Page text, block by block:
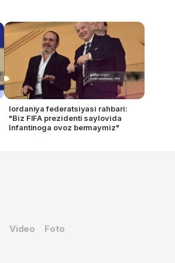
Iordaniya federatsiyasi rahbari:
"Biz FIFA prezidenti saylovida
Infantinoga ovoz bermaymiz"
Video Foto